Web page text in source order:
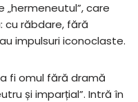
„hermeneutul”, care
cu răbdare, fără
impulsuri iconoclaste.
fi omul fără dramă
și imparțial”. Intră în